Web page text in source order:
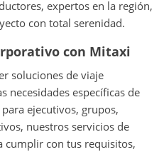
expertos en la región,
con total serenidad.
con Mitaxi
soluciones de viaje
necesidades específicas de
ejecutivos, grupos,
nuestros servicios de
cumplir con tus requisitos,